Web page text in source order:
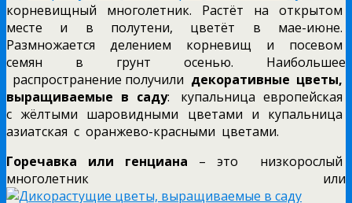
корневищный многолетник. Растёт на открытом
месте и в полутени, цветёт в мае-июне.
Размножается делением корневищ и посевом
семян в грунт осенью. Наибольшее
распространение получили декоративные цветы,
выращиваемые в саду: купальница европейская
с жёлтыми шаровидными цветами и купальница
азиатская с оранжево-красными цветами.
Горечавка или генциана – это низкорослый
многолетник или